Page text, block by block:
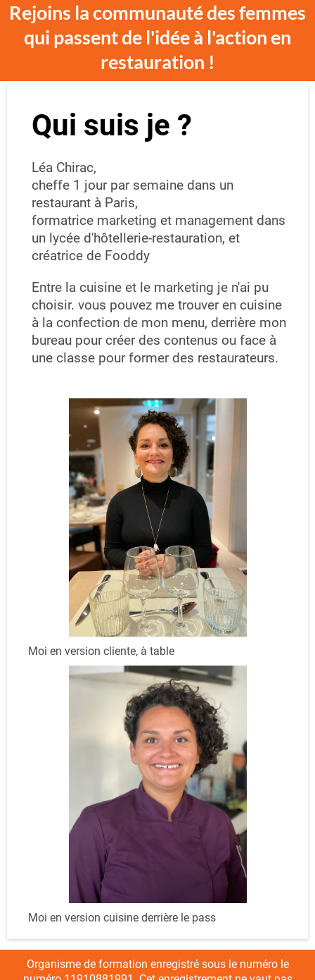
Rejoins la communauté des femmes
qui passent de l'idée à l'action en
restauration !
Qui suis je ?
Léa Chirac,
cheffe 1 jour par semaine dans un
restaurant à Paris,
formatrice marketing et management dans
un lycée d'hôtellerie-restauration, et
créatrice de Fooddy
Entre la cuisine et le marketing je n'ai pu
choisir. vous pouvez me trouver en cuisine
à la confection de mon menu, derrière mon
bureau pour créer des contenus ou face à
une classe pour former des restaurateurs.
Moi en version cliente, à table
Moi en version cuisine derrière le pass
Organisme de formation enregistré sous le numéro le